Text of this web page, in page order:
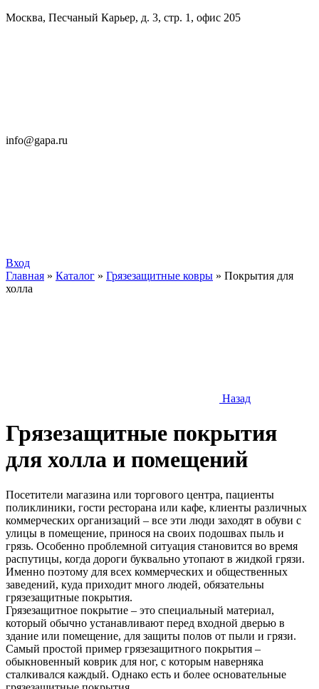
Москва, Песчаный Карьер, д. 3, стр. 1, офис 205
info@gapa.ru
Вход
Главная » Каталог » Грязезащитные ковры » Покрытия для
холла
Назад
Грязезащитные покрытия
для холла и помещений
Посетители магазина или торгового центра, пациенты
поликлиники, гости ресторана или кафе, клиенты различных
коммерческих организаций – все эти люди заходят в обуви с
улицы в помещение, принося на своих подошвах пыль и
грязь. Особенно проблемной ситуация становится во время
распутицы, когда дороги буквально утопают в жидкой грязи.
Именно поэтому для всех коммерческих и общественных
заведений, куда приходит много людей, обязательны
грязезащитные покрытия.
Грязезащитное покрытие – это специальный материал,
который обычно устанавливают перед входной дверью в
здание или помещение, для защиты полов от пыли и грязи.
Самый простой пример грязезащитного покрытия –
обыкновенный коврик для ног, с которым наверняка
сталкивался каждый. Однако есть и более основательные